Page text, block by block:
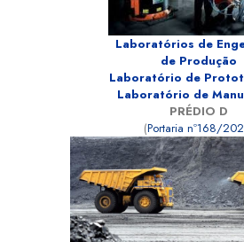
Laboratórios de
de Produção
Laboratório de
Laboratório de
PRÉDIO D
(Portaria nº168/